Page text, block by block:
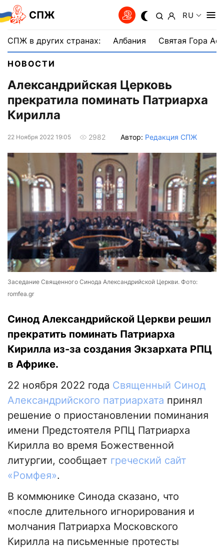
СПЖ RU
СПЖ в других странах: Албания Святая Гора
НОВОСТИ
Александрийская Церковь
прекратила поминать Патриарха
Кирилла
22 Ноября 2022 19:05 2982 Автор: Редакция СПЖ
Заседание Священного Синода Александрийской Церкви. Фото:
romfea.gr
Синод Александрийской Церкви решил
прекратить поминать Патриарха
Кирилла из-за создания Экзархата РПЦ
в Африке.
22 ноября 2022 года Священный Синод
Александрийского патриархата принял
решение о приостановлении поминания
имени Предстоятеля РПЦ Патриарха
Кирилла во время Божественной
литургии, сообщает греческий сайт
«Ромфея».
В коммюнике Синода сказано, что
«после длительного игнорирования и
молчания Патриарха Московского
Кирилла на письменные протесты